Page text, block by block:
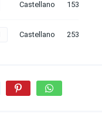
Castellano 153
Castellano 253